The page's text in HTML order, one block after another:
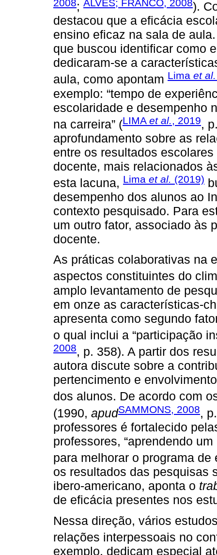
2008; ALVES; FRANCO, 2008).
destacou que a eficácia
ensino eficaz na sala de
que buscou identificar como
dedicaram-se a
aula, como apontam Lima et al.
exemplo: “tempo de
escolaridade e desempenho
na carreira” (LIMA et al. , 2019,
aprofundamento sobre as
entre os resultados
docente, mais relacionados
esta lacuna, Lima et al. (2019)
desempenho dos alunos ao
contexto pesquisado. Para
um outro fator, associado às
docente.
As práticas colaborativas na
aspectos constituintes do
amplo levantamento de
em onze as características-
apresenta como segundo
o qual inclui a “participação
2008, p. 358). A partir dos
autora discute sobre a
pertencimento e
dos alunos. De acordo com
(1990, apudSAMMONS, 2008,
professores é fortalecido
professores, “aprendendo
para melhorar o programa de
os resultados das pesquisas
ibero-americano, aponta o
de eficácia presentes nos
Nessa direção, vários
relações interpessoais no
exemplo, dedicam especial